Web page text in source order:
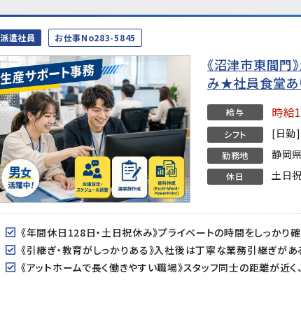
派遣社員 お仕事No283-5845
《沼津市東間
み★社員食堂あ
給与 時給
シフト [日勤]
勤務地 静岡
休日 土日
《年間休日128日・土日祝休み》プライベートの時間をしっかり
《引継ぎ・教育がしっかりある》入社後は丁寧な業務引継ぎがあ